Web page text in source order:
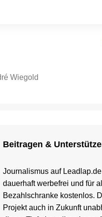
Wiegold
Beitragen &
Journalismus auf
dauerhaft werbefrei und für
Bezahlschranke kostenlos.
Projekt auch in Zukunft